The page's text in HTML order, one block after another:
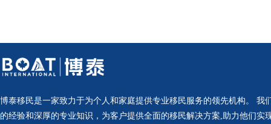
博泰移民是一家致力于为个人和家庭提供专业移民服务的领先机构。 我
的经验和深厚的专业知识，为客户提供全面的移民解决方案,助力他们实